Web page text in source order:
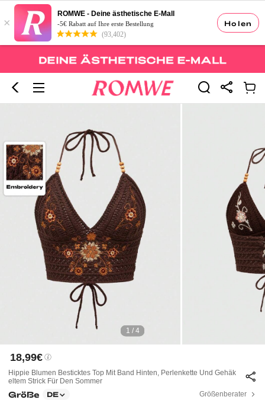
Holen
×
ROMWE - Deine ästhetische E-Mall
-5€ Rabatt auf Ihre erste Bestellung
(93,402)
1 / 4
18,99€
Hippie Blumen Besticktes Top Mit Band Hinten, Perlenkette Und Gehäk
Eltem Strick Für Den Sommer
Größe DE Größenberater